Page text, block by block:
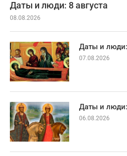
Даты и люди: 8 августа
08.08.2026
Даты и люди:
07.08.2026
Даты и люди:
06.08.2026